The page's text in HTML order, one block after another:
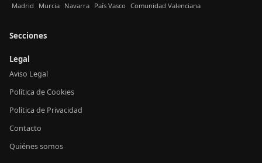
Madrid Murcia Navarra País Vasco Comunidad Valenciana
Secciones
Legal
Aviso Legal
Política de Cookies
Política de Privacidad
Contacto
Quiénes somos